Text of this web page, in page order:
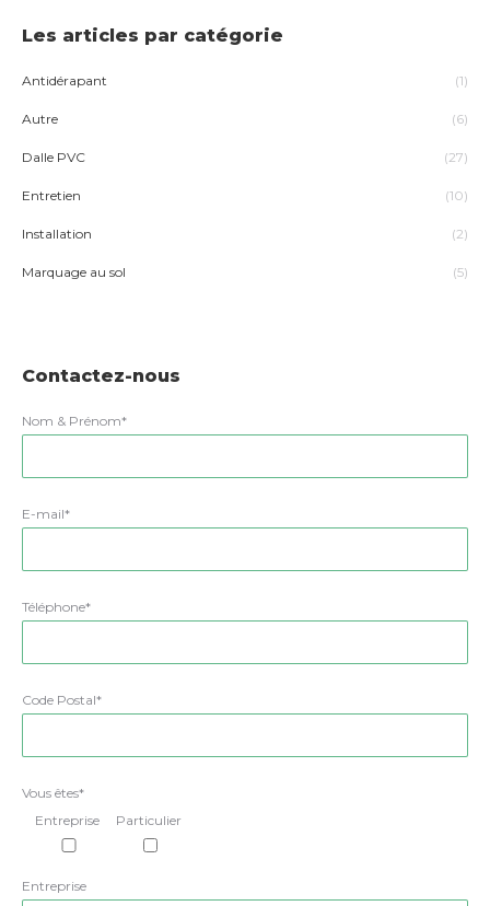
Les articles par catégorie
Antidérapant (1)
Autre (6)
Dalle PVC (27)
Entretien (10)
Installation (2)
Marquage au sol (5)
Contactez-nous
Nom & Prénom*
E-mail*
Téléphone*
Code Postal*
Vous êtes*
Entreprise
Particulier
Entreprise